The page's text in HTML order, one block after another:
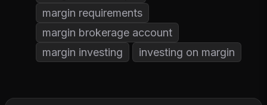
margin requirements
margin brokerage account
margin investing
investing on margin